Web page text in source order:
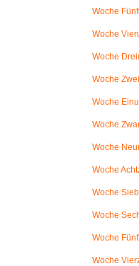
Woche
Woche
Woche
Woche
Woche
Woche
Woche
Woche
Woche
Woche
Woche
Woche